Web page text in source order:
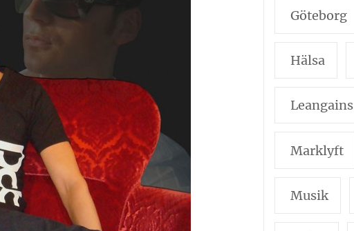
Göteborg
Hälsa
Leangains
Marklyft
Musik